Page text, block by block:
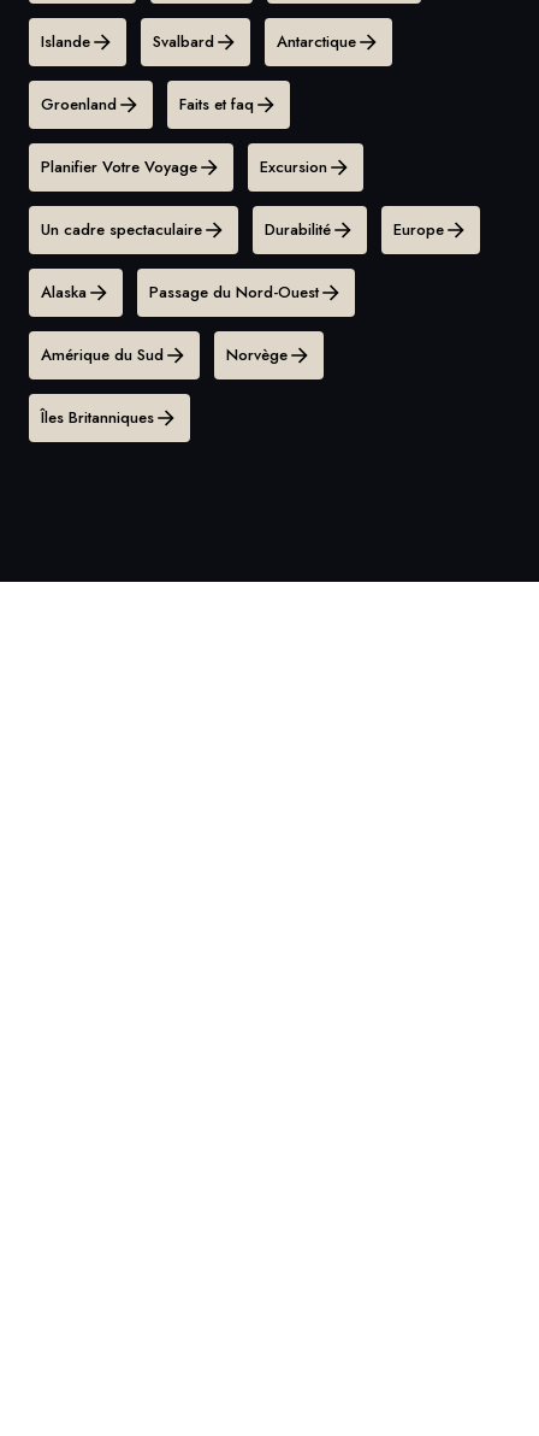
Islande Svalbard Antarctique
Groenland Faits et faq
Planifier Votre Voyage Excursion
Un cadre spectaculaire Durabilité Europe
Alaska Passage du Nord-Ouest
Amérique du Sud Norvège
Îles Britanniques